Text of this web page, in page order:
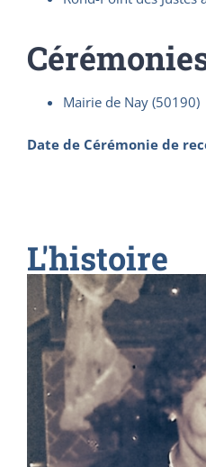
Mairie de Nay (50190)
Date de Cérémonie de
L'histoire